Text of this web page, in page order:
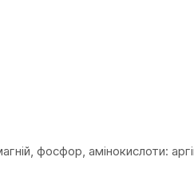
фосфор, амінокислоти: